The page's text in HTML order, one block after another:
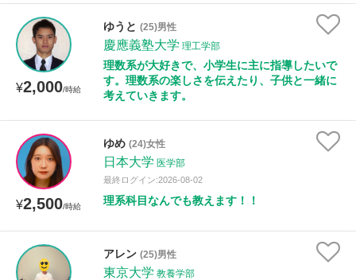
¥2,000/時給
ゆうと (25)男性
慶應義塾大学 理工学部
理数系が大好きで、小学生に主に指導したいで
す。理数系の楽しさを伝えたり、子供と一緒に
考えていきます。
¥2,500/時給
ゆめ (24)女性
日本大学 医学部
最終ログイン:2026-08-02
理系科目なんでも教えます！！
アレン (25)男性
東京大学 教養学部
月曜日 火曜日 水曜日 木曜日 金曜日
土曜日 日曜日
所属大学
距離：15km以内